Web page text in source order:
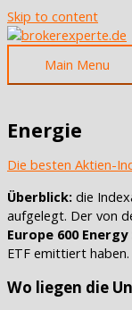
Skip to content
Main Menu
Energie
Die besten Aktien-
Überblick: die
aufgelegt. Der von
Europe 600
ETF emittiert haben.
Wo liegen die